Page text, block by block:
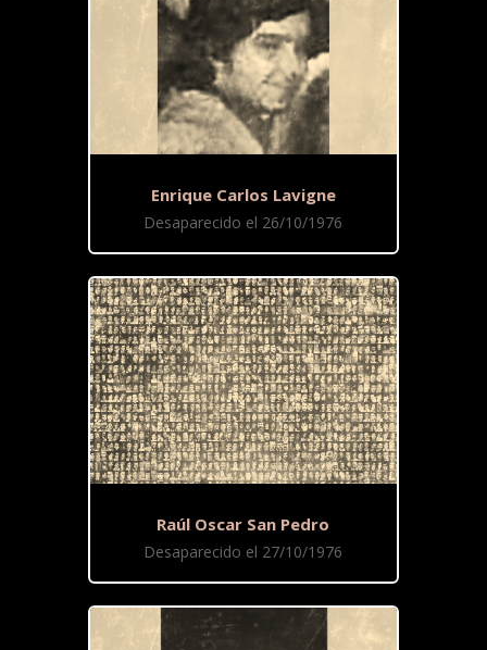
Enrique Carlos Lavigne
Desaparecido el 26/10/1976
Raúl Oscar San Pedro
Desaparecido el 27/10/1976